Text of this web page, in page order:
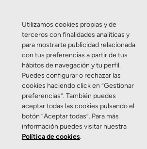
Categoría:
Consejos Salud Visual Zamarripa Ópticos
Dime qué comes y te
Utilizamos cookies propias y de
terceros con finalidades analíticas y
para mostrarte publicidad relacionada
con tus preferencias a partir de tus
hábitos de navegación y tu perfil.
Puedes configurar o rechazar las
cookies haciendo click en “Gestionar
preferencias”. También puedes
aceptar todas las cookies pulsando el
botón “Aceptar todas”. Para más
información puedes visitar nuestra
Política de cookies.